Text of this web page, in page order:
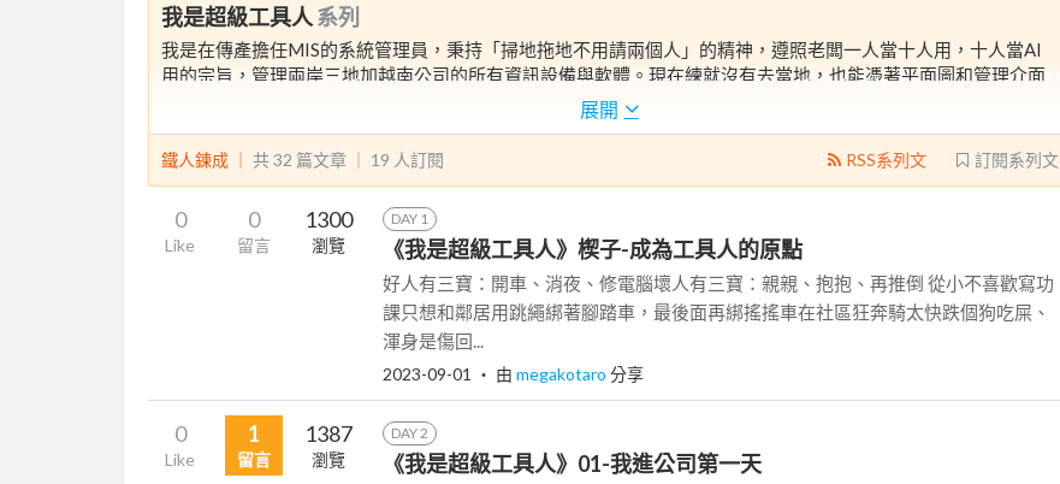
我是超級工具人系列
我是在傳產擔任MIS的系統管理員，秉持「掃地拖地不用請兩個人」的精神，遵照老闆一人當十人用，十人當AI
用的宗旨，管理兩岸三地加越南公司的所有資訊設備與軟體。現在練就沒有去當地，也能憑著平面圖和管理介面
有一天走在路上跌倒，夢到自己化身為超級工具人，經過30天才醒來。因為過程太有趣，用30天的時間記錄夢裡
30件難忘的有趣事物。經驗分享，搏君一笑；如有雷同，都是夢境。
Fortinet、Vmware vSphere、HPE超融合架構、郵件伺服器管理、資訊安全、電腦組裝都會一點點，請各位先進
多多指教。
展開
鐵人鍊成 ｜ 共 32 篇文章 ｜ 19 人訂閱 訂閱系列文
RSS系列文
0
Like
0
留言
1300
瀏覽
DAY 1
《我是超級工具人》楔子-成為工具人的原點
好人有三寶：開車、消夜、修電腦壞人有三寶：親親、抱抱、再推倒 從小不喜歡寫功
課只想和鄰居用跳繩綁著腳踏車，最後面再綁搖搖車在社區狂奔騎太快跌個狗吃屎、
渾身是傷回...
2023-09-01 ‧ 由 megakotaro 分享
0
Like
1
留言
1387
瀏覽
DAY 2
《我是超級工具人》01-我進公司第一天